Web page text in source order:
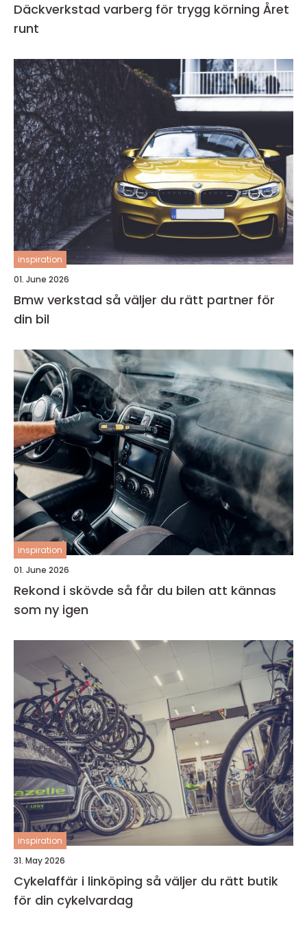
Däckverkstad varberg för trygg körning Året
runt
inspiration
01. June 2026
Bmw verkstad så väljer du rätt partner för
din bil
inspiration
01. June 2026
Rekond i skövde så får du bilen att kännas
som ny igen
inspiration
31. May 2026
Cykelaffär i linköping så väljer du rätt butik
för din cykelvardag